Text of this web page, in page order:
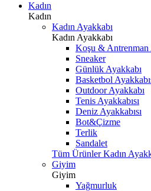
Kadın
Kadın
Kadın Ayakkabı
Kadın Ayakkabı
Koşu & Antrenman
Sneaker
Günlük Ayakkabı
Basketbol
Outdoor Ayakkabı
Tenis Ayakkabısı
Deniz Ayakkabısı
Bot&Çizme
Terlik
Sandalet
Tüm Ürünler Kadın
Giyim
Giyim
Yağmurluk